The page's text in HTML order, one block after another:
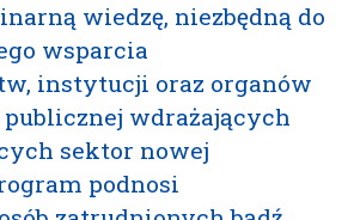
wiedzę, niezbędną do
wsparcia
instytucji oraz organów
wdrażających
sektor nowej
podnosi